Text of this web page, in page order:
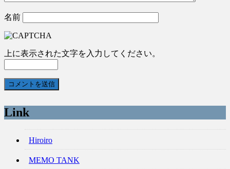
名前
上に表示された文字を入力してください。
Link
Hiroiro
MEMO TANK